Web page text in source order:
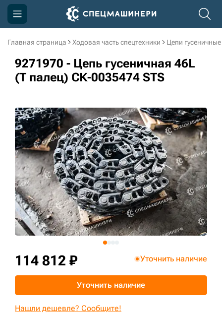
Главная страница Ходовая часть спецтехники Цепи гусеничные
9271970 - Цепь гусеничная 46L
(Т палец) СК-0035474 STS
114 812 ₽ Уточнить наличие
Уточнить наличие
Нашли дешевле? Сообщите!
Компания
Акции
Информация
Контакты
3D тур по производству
3D тур по складам
sksale@skdst.ru
+7 (499) 394-50-93